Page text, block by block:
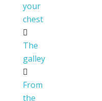
your
chest
The
galley
From
the